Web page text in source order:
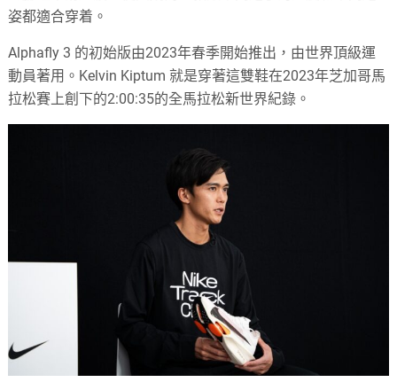
姿都適合穿着。
Alphafly 3 的初始版由2023年春季開始推出，由世界頂級運
動員著用。Kelvin Kiptum 就是穿著這雙鞋在2023年芝加哥馬
拉松賽上創下的2:00:35的全馬拉松新世界紀錄。